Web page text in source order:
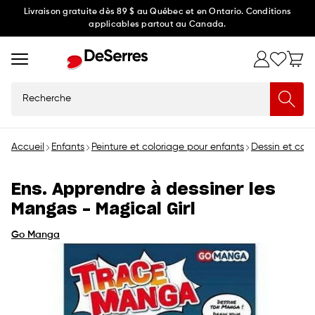
Ignorer
au
Livraison gratuite dès 89 $ au Québec et en Ontario. Conditions
applicables partout au Canada.
Accueil Enfants Peinture et coloriage pour enfants Dessin et
Ens. Apprendre à dessiner les
Mangas - Magical Girl
Go Manga